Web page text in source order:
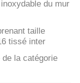
du mur
taille
tissé inter
la catégorie